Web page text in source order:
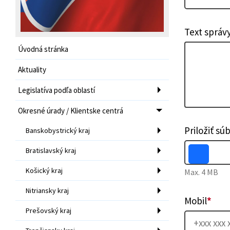
Úvodná stránka
Aktuality
Legislatíva podľa oblastí
Okresné úrady / Klientske centrá
Banskobystrický kraj
Bratislavský kraj
Košický kraj
Nitriansky kraj
Prešovský kraj
Text
Priložiť
Max. 4 MB
Mobil*